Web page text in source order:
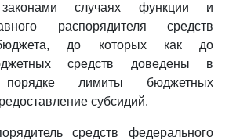
случаях функции и
распорядителя средств
до которых как до
средств доведены в
порядке лимиты бюджетных
субсидий.
средств федерального